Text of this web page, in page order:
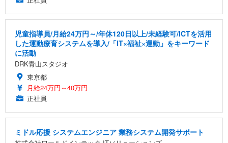
児童指導員/月給24万円～/年休120日以上/未経験可/ICTを活用
した運動療育システムを導入/「IT×福祉×運動」をキーワード
に活動
DRK青山スタジオ
東京都
月給24万円～40万円
正社員
ミドル応援 システムエンジニア 業務システム開発サポート